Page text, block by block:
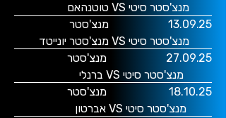
מנצ'סטר סיטי VS טוטנהאם
13.09.25 מנצ'סטר
מנצ'סטר סיטי VS מנצ'סטר יונייטד
27.09.25 מנצ'סטר
מנצ'סטר סיטי VS ברנלי
18.10.25 מנצ'סטר
מנצ'סטר סיטי VS אברטון